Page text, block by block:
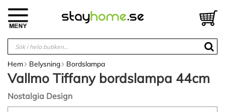
innehållet
Hem Belysning Bordslampa
Vallmo Tiffany bordslampa 44cm
Nostalgia Design